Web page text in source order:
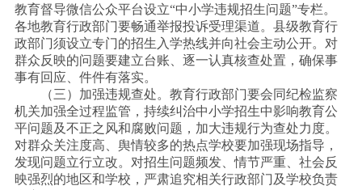
教育督导微信公众平台设立“中小学违规招生问题”专栏。
各地教育行政部门要畅通举报投诉受理渠道。县级教育行
政部门须设立专门的招生入学热线并向社会主动公开。对
群众反映的问题要建立台账、逐一认真核查处置，确保事
事有回应、件件有落实。
（三）加强违规查处。教育行政部门要会同纪检监察
机关加强全过程监管，持续纠治中小学招生中影响教育公
平问题及不正之风和腐败问题，加大违规行为查处力度。
对群众关注度高、舆情较多的热点学校要加强现场指导，
发现问题立行立改。对招生问题频发、情节严重、社会反
映强烈的地区和学校，严肃追究相关行政部门及学校负责